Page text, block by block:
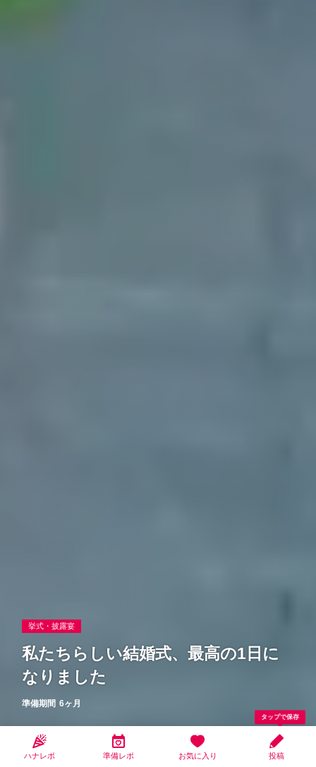
挙式・披露宴
私たちらしい結婚式、最高の1日に
なりました
準備期間 6ヶ月
タップで保存
ハナレポ 準備レポ お気に入り 投稿